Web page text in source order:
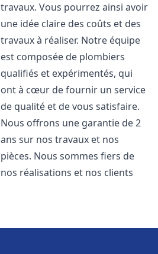
travaux. Vous pourrez ainsi avoir
une idée claire des coûts et des
travaux à réaliser. Notre équipe
est composée de plombiers
qualifiés et expérimentés, qui
ont à cœur de fournir un service
de qualité et de vous satisfaire.
Nous offrons une garantie de 2
ans sur nos travaux et nos
pièces. Nous sommes fiers de
nos réalisations et nos clients